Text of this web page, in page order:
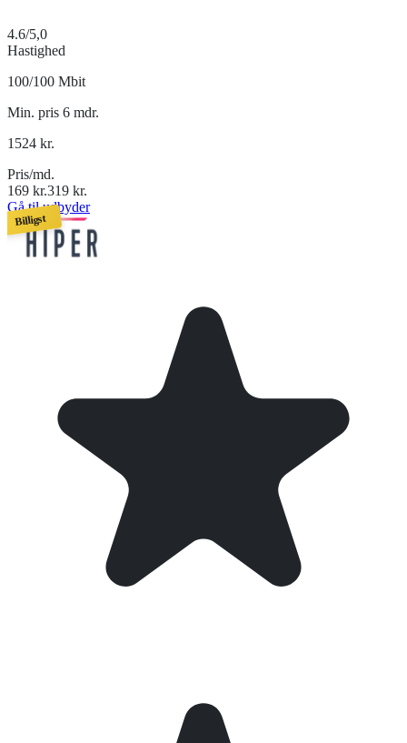
4.6/5,0
Hastighed
100/100 Mbit
Min. pris 6 mdr.
1524 kr.
Pris/md.
169 kr.319 kr.
Gå til udbyder
Billigst